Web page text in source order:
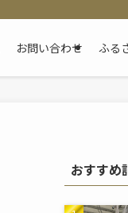
お問い合わせ ふる
おすすめ